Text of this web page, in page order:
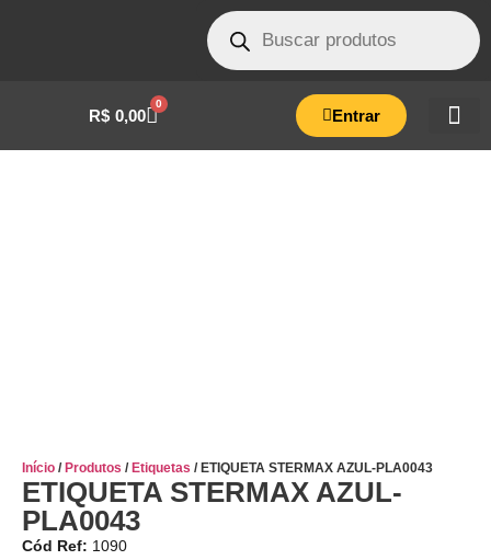
R$ 0,00
0
Entrar
Início / Produtos / Etiquetas / ETIQUETA STERMAX AZUL-PLA0043
ETIQUETA STERMAX AZUL-
PLA0043
Cód Ref: 1090